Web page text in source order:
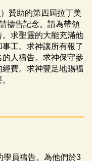
）贊助的第四屆拉丁美
禱告記念。請為帶領
求聖靈的大能充滿他
工。求神讓所有報了
人禱告。求神保守參
費。求神豐足地賜福
學員禱告。為他們於3